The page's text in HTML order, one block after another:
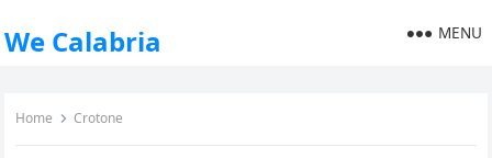
We Calabria MENU
Home Crotone